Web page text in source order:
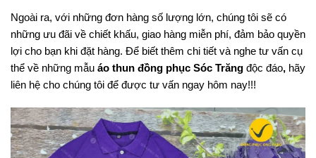
Ngoài ra, với những đơn hàng số lượng lớn, chúng tôi sẽ có
những ưu đãi về chiết khấu, giao hàng miễn phí, đảm bảo quyền
lợi cho bạn khi đặt hàng. Để biết thêm chi tiết và nghe tư vấn cụ
thể về những mẫu áo thun đồng phục Sóc Trăng độc đáo, hãy
liên hệ cho chúng tôi để được tư vấn ngay hôm nay!!!